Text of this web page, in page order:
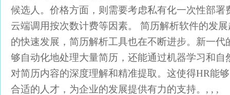
候选人。价格方面，则需要考虑私有化一次性部署
云端调用按次数计费等因素。 简历解析软件的发
的快速发展，简历解析工具也在不断进步。新一代
够自动化地处理大量简历，还能通过机器学习和自
对简历内容的深度理解和精准提取。这使得HR能
合适的人才，为企业的发展提供有力的支持。, , ,